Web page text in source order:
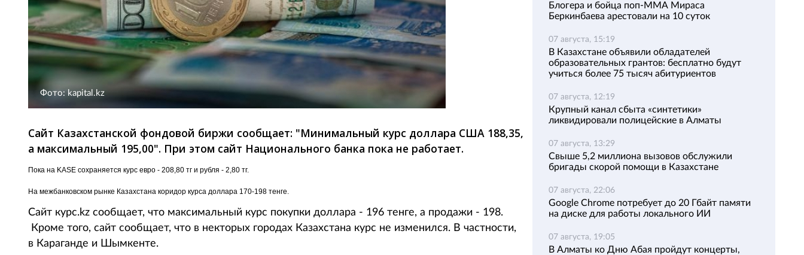
Фото: kapital.kz
Сайт Казахстанской фондовой биржи сообщает: "Минимальный курс доллара США 188,35,
а максимальный 195,00". При этом сайт Национального банка пока не работает.
Пока на KASE сохраняется курс евро - 208,80 тг и рубля - 2,80 тг.
На межбанковском рынке Казахстана коридор курса доллара 170-198 тенге.
Сайт курс.kz сообщает, что максимальный курс покупки доллара - 196 тенге, а продажи - 198.
Кроме того, сайт сообщает, что в некторых городах Казахстана курс не изменился. В частности,
в Караганде и Шымкенте.
Блогера и бойца поп-ММА Мираса
Беркинбаева арестовали на 10 суток
07 августа, 15:19
В Казахстане объявили обладателей
образовательных грантов: бесплатно будут
учиться более 75 тысяч абитуриентов
07 августа, 12:19
Крупный канал сбыта «синтетики»
ликвидировали полицейские в Алматы
07 августа, 13:29
Свыше 5,2 миллиона вызовов обслужили
бригады скорой помощи в Казахстане
07 августа, 22:06
Google Chrome потребует до 20 Гбайт памяти
на диске для работы локального ИИ
07 августа, 19:05
В Алматы ко Дню Абая пройдут концерты,